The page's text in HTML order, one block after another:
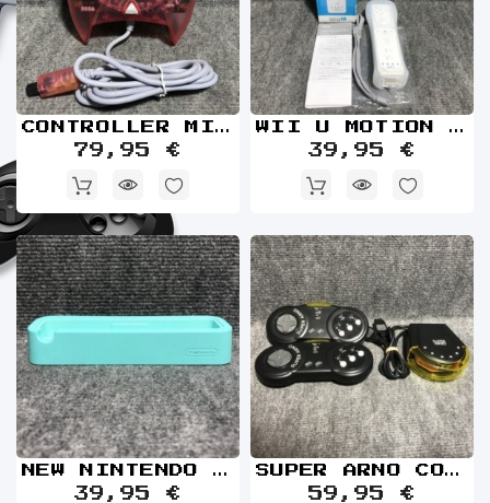
CONTROLLER MILLENNIUM 2000 PINK JAP SEGA DREAMCAST MANDO
79,95 €
WII U MOTION PLUS INSIDE BLANCO CON CAJA
39,95 €
NEW NINTENDO 3DS DOCK DE CARGA AZUL KTR-007
39,95 €
SUPER ARNO CONTROLLERS+RECEPTOR SEGA MEGA DRIVE MANDO
59,95 €